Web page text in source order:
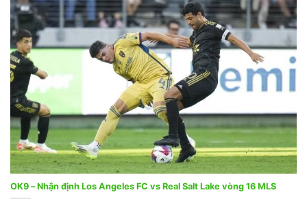
OK9 – Nhận định Los Angeles FC vs Real Salt Lake vòng 16 MLS